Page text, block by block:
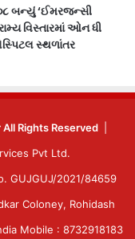
બન્યું ‘ઈમરજન્સી
વિસ્તારમાં ઓન ધી
સ્થળાંતર
Rights Reserved
Pvt Ltd.
GUJGUJ/2021/84659
Coloney, Rohidash
Mobile : 8732918183